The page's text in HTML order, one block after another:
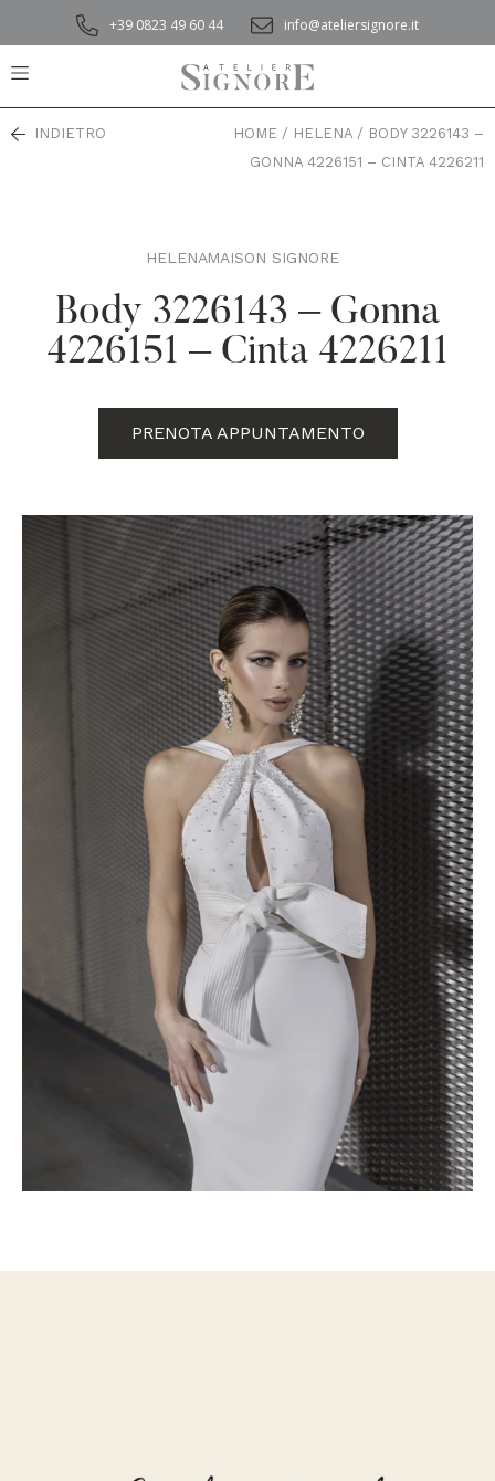
+39 0823 49 60 44 info@ateliersignore.it
INDIETRO HOME / HELENA/ BODY 3226143 –
GONNA 4226151 – CINTA 4226211
HELENA,
MAISON SIGNORE
Body 3226143 – Gonna
4226151 – Cinta 4226211
PRENOTA APPUNTAMENTO